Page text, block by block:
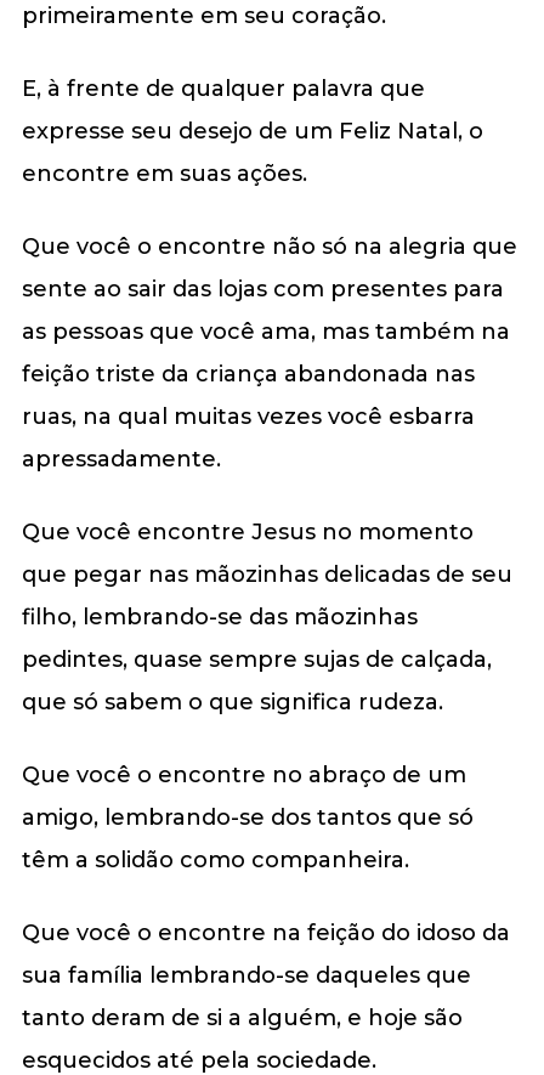
primeiramente em seu coração.
E, à frente de qualquer palavra que
expresse seu desejo de um Feliz Natal, o
encontre em suas ações.
Que você o encontre não só na alegria que
sente ao sair das lojas com presentes para
as pessoas que você ama, mas também na
feição triste da criança abandonada nas
ruas, na qual muitas vezes você esbarra
apressadamente.
Que você encontre Jesus no momento
que pegar nas mãozinhas delicadas de seu
filho, lembrando-se das mãozinhas
pedintes, quase sempre sujas de calçada,
que só sabem o que significa rudeza.
Que você o encontre no abraço de um
amigo, lembrando-se dos tantos que só
têm a solidão como companheira.
Que você o encontre na feição do idoso da
sua família lembrando-se daqueles que
tanto deram de si a alguém, e hoje são
esquecidos até pela sociedade.